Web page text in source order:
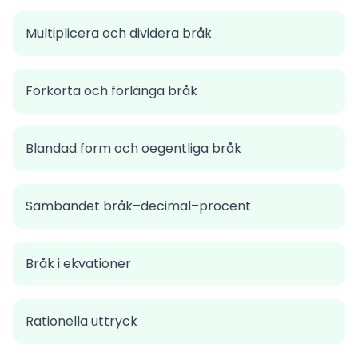
Multiplicera och dividera bråk
Förkorta och förlänga bråk
Blandad form och oegentliga bråk
Sambandet bråk–decimal–procent
Bråk i ekvationer
Rationella uttryck